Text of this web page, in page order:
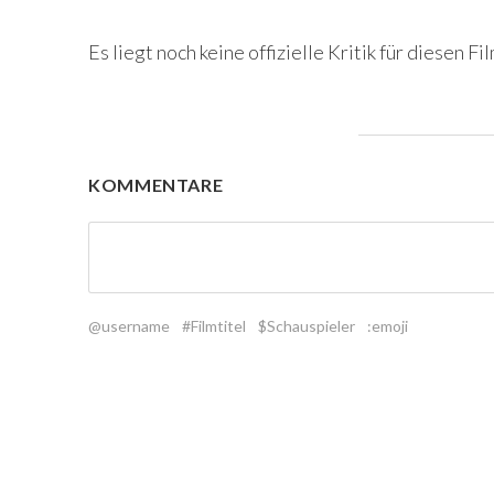
Es liegt noch keine offizielle Kritik für diesen
KOMMENTARE
@username #Filmtitel $Schauspieler :emoji